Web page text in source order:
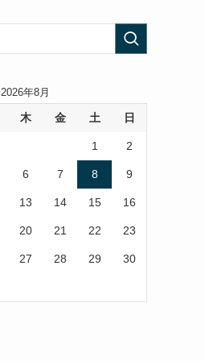
2026年8月
木 金 土 日
1 2
6 7 8 9
13 14 15 16
20 21 22 23
27 28 29 30